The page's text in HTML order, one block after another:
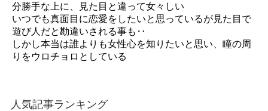
分勝手な上に、見た目と違って女々しい
いつでも真面目に恋愛をしたいと思っているが見た目で
遊び人だと勘違いされる事も‥
しかし本当は誰よりも女性心を知りたいと思い、瞳の周
りをウロチョロとしている
人気記事ランキング